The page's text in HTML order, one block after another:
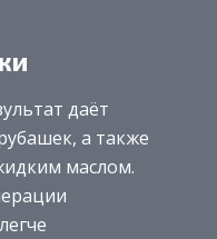
даёт
а также
маслом.